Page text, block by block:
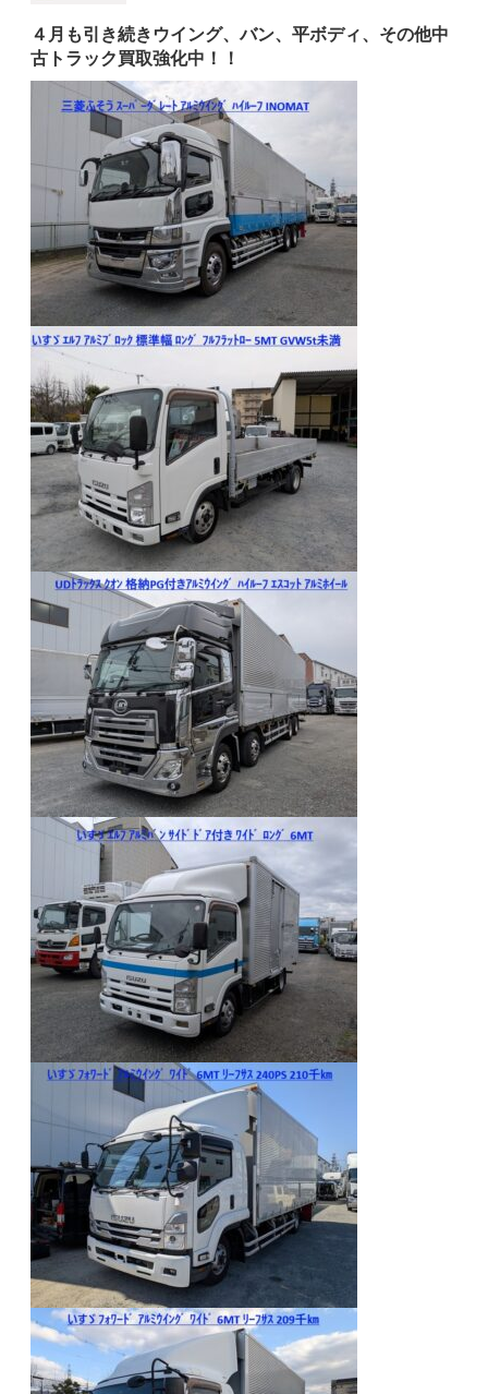
４月も引き続きウイング、バン、平ボディ、その他中
古トラック買取強化中！！